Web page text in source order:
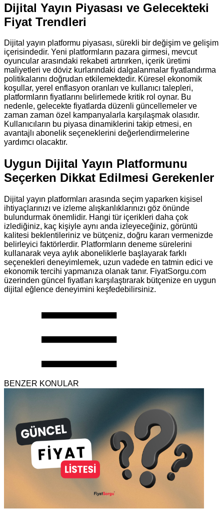
Dijital Yayın Piyasası ve Gelecekteki
Fiyat Trendleri
Dijital yayın platformu piyasası, sürekli bir değişim ve gelişim
içerisindedir. Yeni platformların pazara girmesi, mevcut
oyuncular arasındaki rekabeti artırırken, içerik üretimi
maliyetleri ve döviz kurlarındaki dalgalanmalar fiyatlandırma
politikalarını doğrudan etkilemektedir. Küresel ekonomik
koşullar, yerel enflasyon oranları ve kullanıcı talepleri,
platformların fiyatlarını belirlemede kritik rol oynar. Bu
nedenle, gelecekte fiyatlarda düzenli güncellemeler ve
zaman zaman özel kampanyalarla karşılaşmak olasıdır.
Kullanıcıların bu piyasa dinamiklerini takip etmesi, en
avantajlı abonelik seçeneklerini değerlendirmelerine
yardımcı olacaktır.
Uygun Dijital Yayın Platformunu
Seçerken Dikkat Edilmesi Gerekenler
Dijital yayın platformları arasında seçim yaparken kişisel
ihtiyaçlarınızı ve izleme alışkanlıklarınızı göz önünde
bulundurmak önemlidir. Hangi tür içerikleri daha çok
izlediğiniz, kaç kişiyle aynı anda izleyeceğiniz, görüntü
kalitesi beklentileriniz ve bütçeniz, doğru kararı vermenizde
belirleyici faktörlerdir. Platformların deneme sürelerini
kullanarak veya aylık aboneliklerle başlayarak farklı
seçenekleri deneyimlemek, uzun vadede en tatmin edici ve
ekonomik tercihi yapmanıza olanak tanır. FiyatSorgu.com
üzerinden güncel fiyatları karşılaştırarak bütçenize en uygun
dijital eğlence deneyimini keşfedebilirsiniz.
BENZER KONULAR